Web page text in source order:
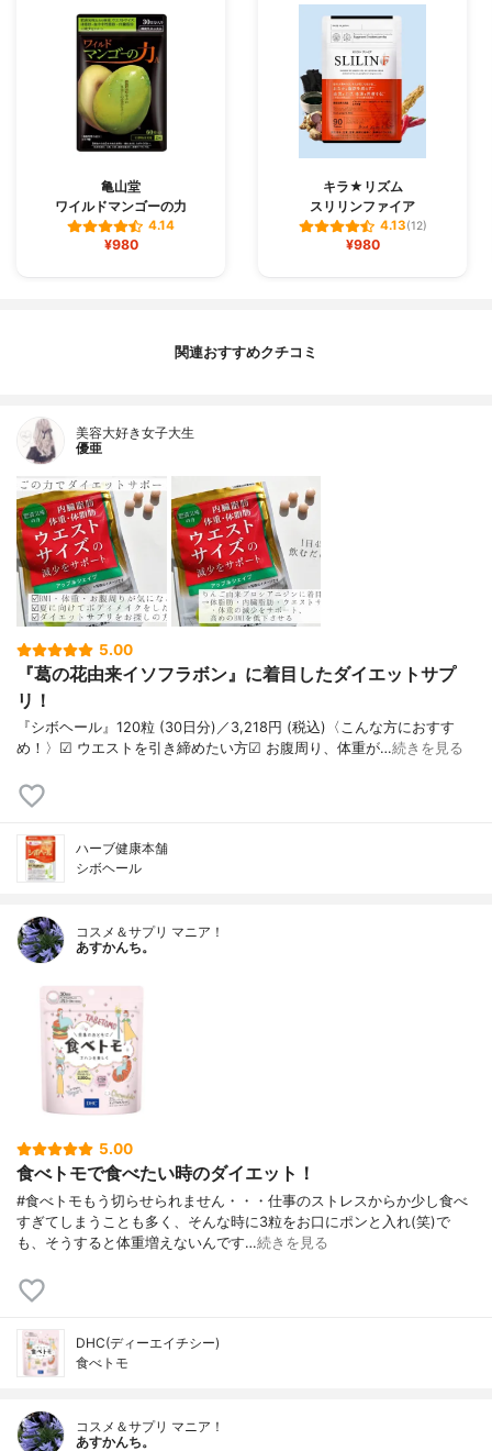
亀山堂
ワイルドマンゴーの力
4.14
¥980
キラ★リズム
スリリンファイア
4.13(12)
¥980
関連おすすめクチコミ
美容大好き女子大生
優亜
5.00
『葛の花由来イソフラボン』に着目したダイエットサプ
リ！
『シボヘール』120粒 (30日分)／3,218円 (税込)〈こんな方におすす
め！〉︎︎︎︎☑︎︎︎︎︎ ウエストを引き締めたい方︎︎︎︎☑︎ お腹周り、体重が…続きを見る
ハーブ健康本舗
シボヘール
コスメ＆サプリ マニア！
あすかんち。
5.00
食べトモで食べたい時のダイエット！
#食べトモもう切らせられません・・・仕事のストレスからか少し食べ
すぎてしまうことも多く、そんな時に3粒をお口にポンと入れ(笑)で
も、そうすると体重増えないんです…続きを見る
DHC(ディーエイチシー)
食べトモ
コスメ＆サプリ マニア！
あすかんち。